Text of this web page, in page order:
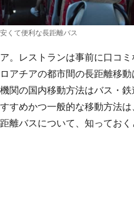
くて便利な長距離バス
。レストランは事前に口コ
アチアの都市間の長距離移
関の国内移動方法はバス・
すめかつ一般的な移動方法
離バスについて、知ってお